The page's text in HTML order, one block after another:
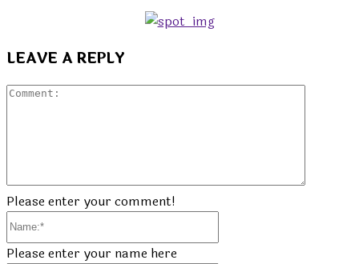
LEAVE A REPLY
Please enter your comment!
Please enter your name here